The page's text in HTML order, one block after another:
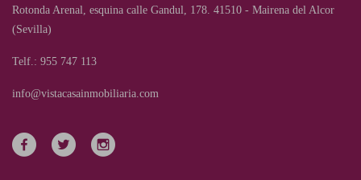
Rotonda Arenal, esquina calle Gandul, 178. 41510 - Mairena del Alcor
(Sevilla)
Telf.: 955 747 113
info@vistacasainmobiliaria.com